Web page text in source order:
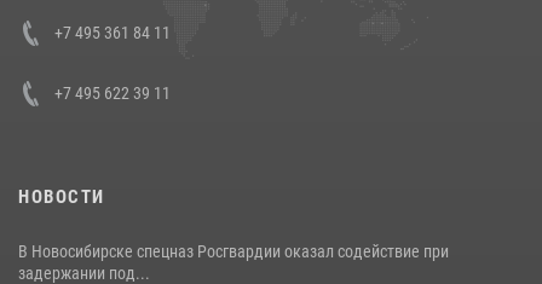
+7 495 361 84 11
+7 495 622 39 11
НОВОСТИ
В Новосибирске спецназ Росгвардии оказал содействие при
задержании под...